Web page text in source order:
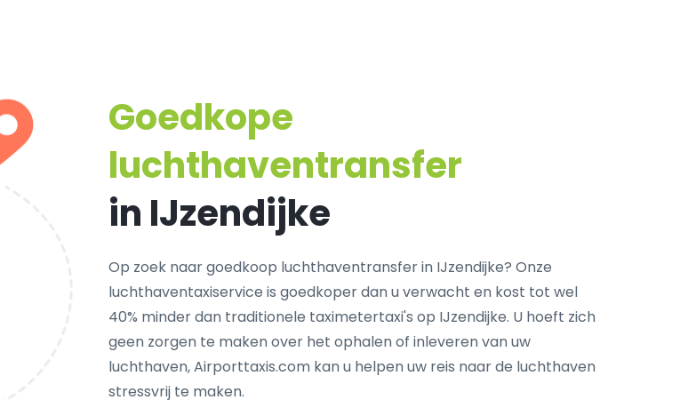
Goedkope
luchthaventransfer
in IJzendijke
Op zoek naar goedkoop luchthaventransfer in IJzendijke? Onze
luchthaventaxiservice is goedkoper dan u verwacht en kost tot wel
40% minder dan traditionele taximetertaxi's op IJzendijke. U hoeft zich
geen zorgen te maken over het ophalen of inleveren van uw
luchthaven, Airporttaxis.com kan u helpen uw reis naar de luchthaven
stressvrij te maken.